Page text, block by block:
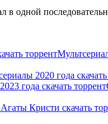
в одной
торрент
2020 года
года скачать торрент
Кристи скачать